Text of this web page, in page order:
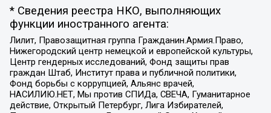
* Сведения реестра НКО, выполняющих
функции иностранного агента:
Лилит, Правозащитная группа Гражданин.Армия.Право,
Нижегородский центр немецкой и европейской культуры,
Центр гендерных исследований, Фонд защиты прав
граждан Штаб, Институт права и публичной политики,
Фонд борьбы с коррупцией, Альянс врачей,
НАСИЛИЮ.НЕТ, Мы против СПИДа, СВЕЧА, Гуманитарное
действие, Открытый Петербург, Лига Избирателей,